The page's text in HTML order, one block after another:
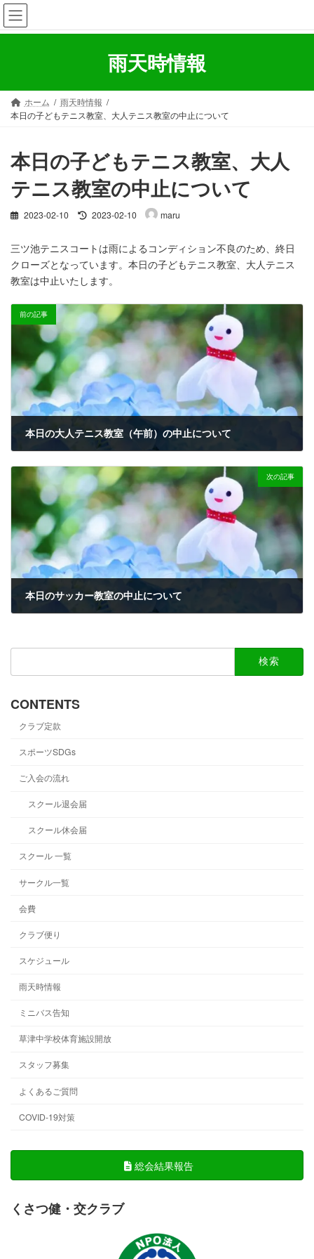
コ
ン
テ
ス
ナ
ビ
ゲ
ン
雨天時情報
ホーム
雨天時情報
本日の子どもテニス教室、大人テニス教室の中止について
本日の子どもテニス教室、大人
テニス教室の中止について
2023-02-10
最
新
日
時
2023-02-10 maru
三ツ池テニスコートは雨によるコンディション不良のため、終日
クローズとなっています。本日の子どもテニス教室、大人テニス
教室は中止いたします。
前の記事
本日の大人テニス教室（午前）の中止について
次の記事
本日のサッカー教室の中止について
検
CONTENTS
クラブ定款
スポーツSDGs
ご入会の流れ
スクール退会届
スクール休会届
スクール 一覧
サークル一覧
会費
クラブ便り
スケジュール
雨天時情報
ミニバス告知
草津中学校体育施設開放
スタッフ募集
よくあるご質問
COVID-19対策
総会結果報告
くさつ健・交クラブ